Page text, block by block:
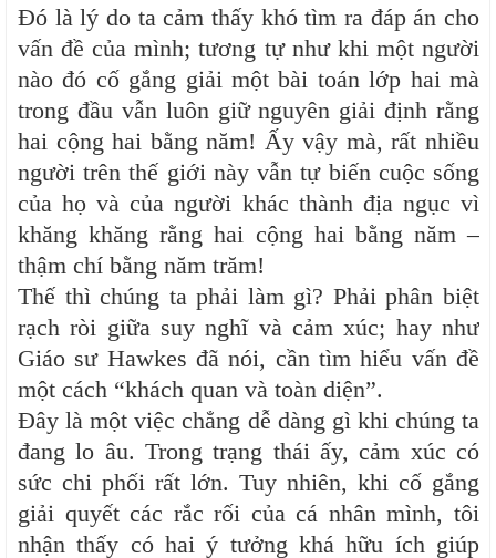
Đó là lý do ta cảm thấy khó tìm ra đáp án cho
vấn đề của mình; tương tự như khi một người
nào đó cố gắng giải một bài toán lớp hai mà
trong đầu vẫn luôn giữ nguyên giải định rằng
hai cộng hai bằng năm! Ấy vậy mà, rất nhiều
người trên thế giới này vẫn tự biến cuộc sống
của họ và của người khác thành địa ngục vì
khăng khăng rằng hai cộng hai bằng năm –
thậm chí bằng năm trăm!
Thế thì chúng ta phải làm gì? Phải phân biệt
rạch ròi giữa suy nghĩ và cảm xúc; hay như
Giáo sư Hawkes đã nói, cần tìm hiểu vấn đề
một cách “khách quan và toàn diện”.
Đây là một việc chẳng dễ dàng gì khi chúng ta
đang lo âu. Trong trạng thái ấy, cảm xúc có
sức chi phối rất lớn. Tuy nhiên, khi cố gắng
giải quyết các rắc rối của cá nhân mình, tôi
nhận thấy có hai ý tưởng khá hữu ích giúp